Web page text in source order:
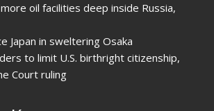
oil facilities deep inside Russia,
Japan in sweltering Osaka
to limit U.S. birthright citizenship,
Court ruling